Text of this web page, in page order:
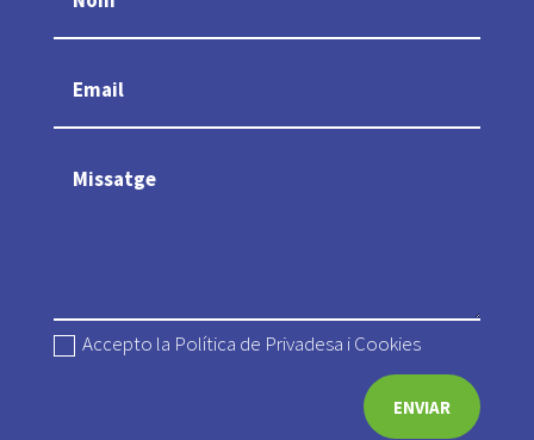
Accepto la Política de Privadesa i Cookies
ENVIAR